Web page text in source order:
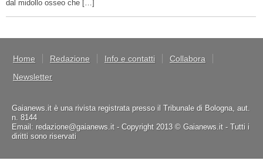
dal midollo osseo che […]
Home Redazione Info e contatti
Collabora
Newsletter
Gaianews.it è una rivista registrata presso il Tribunale di Bologna, aut.
n. 8144
Email: redazione@gaianews.it - Copyright 2013 © Gaianews.it - Tutti i
diritti sono riservati